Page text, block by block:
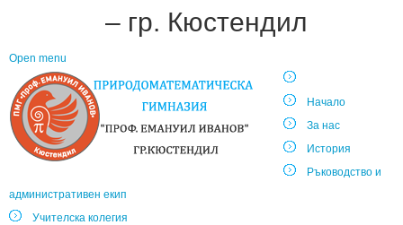
– гр. Кюстендил
Open menu
Начало
За нас
История
Ръководство и
административен екип
Учителска колегия